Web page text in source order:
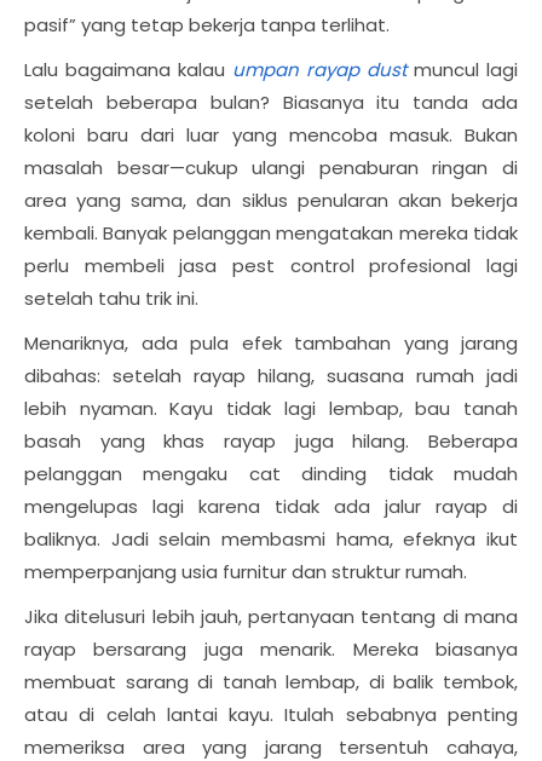
pasif” yang tetap bekerja tanpa terlihat.
Lalu bagaimana kalau umpan rayap dustmuncul lagi
setelah beberapa bulan? Biasanya itu tanda ada
koloni baru dari luar yang mencoba masuk. Bukan
masalah besar—cukup ulangi penaburan ringan di
area yang sama, dan siklus penularan akan bekerja
kembali. Banyak pelanggan mengatakan mereka tidak
perlu membeli jasa pest control profesional lagi
setelah tahu trik ini.
Menariknya, ada pula efek tambahan yang jarang
dibahas: setelah rayap hilang, suasana rumah jadi
lebih nyaman. Kayu tidak lagi lembap, bau tanah
basah yang khas rayap juga hilang. Beberapa
pelanggan mengaku cat dinding tidak mudah
mengelupas lagi karena tidak ada jalur rayap di
baliknya. Jadi selain membasmi hama, efeknya ikut
memperpanjang usia furnitur dan struktur rumah.
Jika ditelusuri lebih jauh, pertanyaan tentang di mana
rayap bersarang juga menarik. Mereka biasanya
membuat sarang di tanah lembap, di balik tembok,
atau di celah lantai kayu. Itulah sebabnya penting
memeriksa area yang jarang tersentuh cahaya,